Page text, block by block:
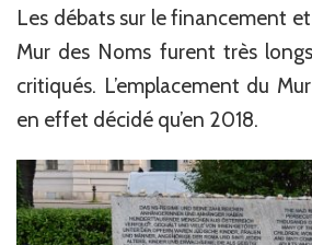
Les débats sur le financement
Mur des Noms furent très
critiqués. L’emplacement du
en effet décidé qu’en 2018.